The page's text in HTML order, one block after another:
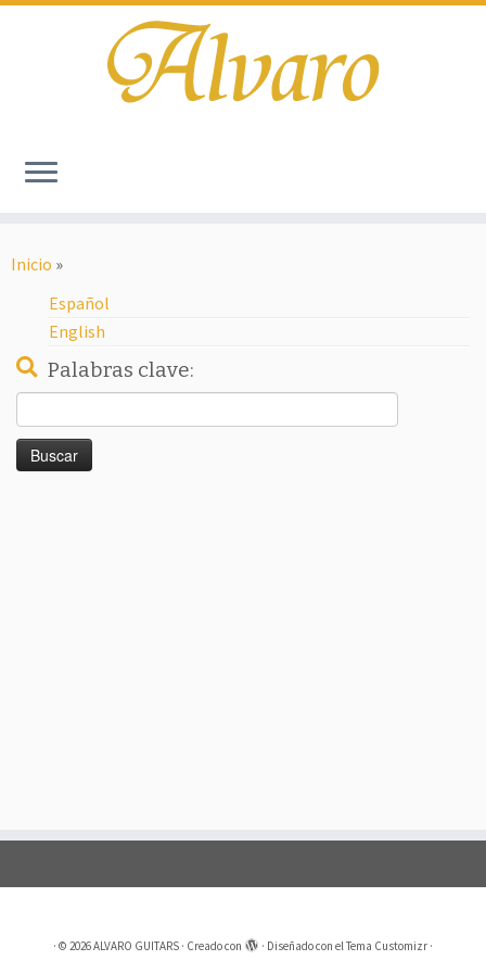
Inicio »
Español
English
Palabras clave:
· © 2026ALVARO GUITARS · Creado con · Diseñado con elTema Customizr ·